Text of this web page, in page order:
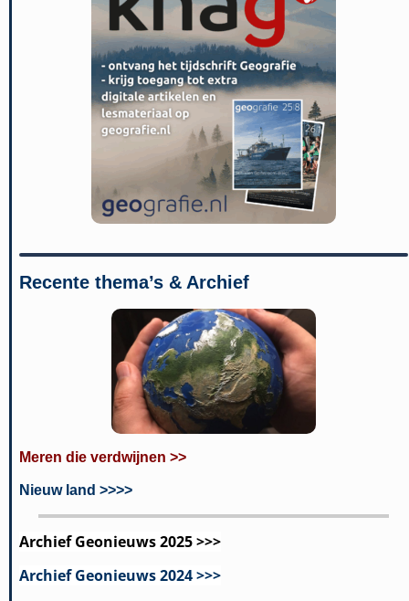
Recente thema’s & Archief
Meren die verdwijnen >>
Nieuw land >>>>
Archief Geonieuws 2025 >>>
Archief Geonieuws 2024 >>>